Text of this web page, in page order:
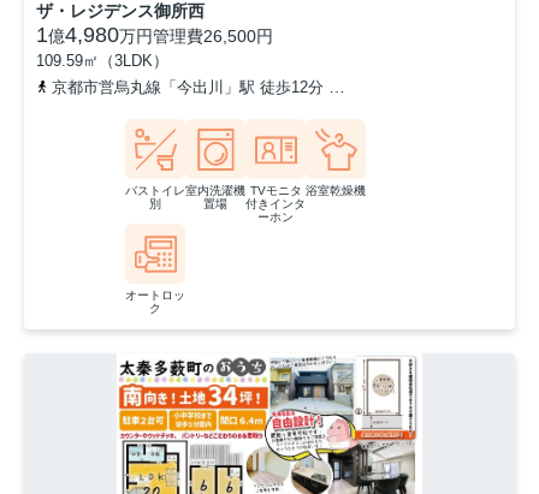
ザ・レジデンス御所西
1億4,980万円管理費26,500円
109.59㎡（3LDK）
京都市営烏丸線「今出川」駅 徒歩12分
バストイレ
別
室内洗濯機
置場
TVモニタ
付きインタ
ーホン
浴室乾燥機
オートロッ
ク